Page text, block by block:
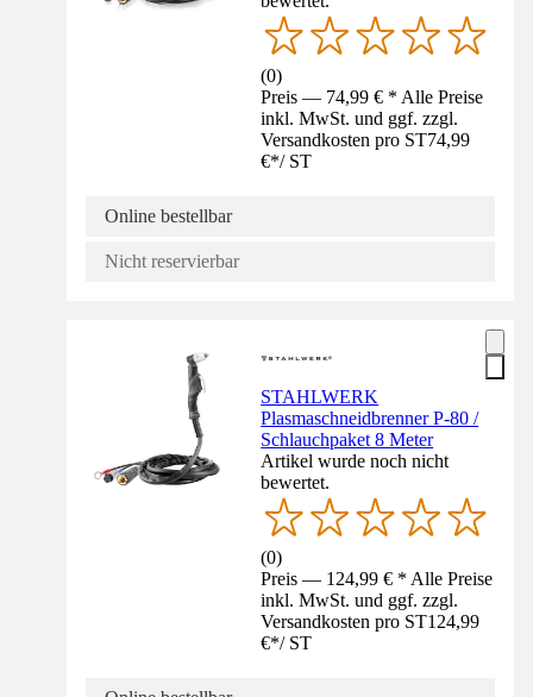
(0)
Preis — 74,99 € * Alle Preise
inkl. MwSt. und ggf. zzgl.
Versandkosten pro ST74,99
€*/ ST
Online bestellbar
Nicht reservierbar
STAHLWERK
Plasmaschneidbrenner P-80 /
Schlauchpaket 8 Meter
Artikel wurde noch nicht
bewertet.
(0)
Preis — 124,99 € * Alle Preise
inkl. MwSt. und ggf. zzgl.
Versandkosten pro ST124,99
€*/ ST